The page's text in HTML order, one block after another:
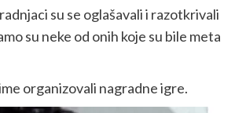
su se oglašavali i razotkrivali
su neke od onih koje su bile meta
organizovali nagradne igre.